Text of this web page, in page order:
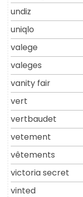
undiz
uniqlo
valege
valeges
vanity fair
vert
vertbaudet
vetement
vêtements
victoria secret
vinted